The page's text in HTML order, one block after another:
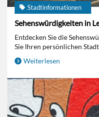
Stadtinformationen
Sehenswürdigkeiten in
Entdecken Sie die
Sie Ihren persönlichen
Weiterlesen